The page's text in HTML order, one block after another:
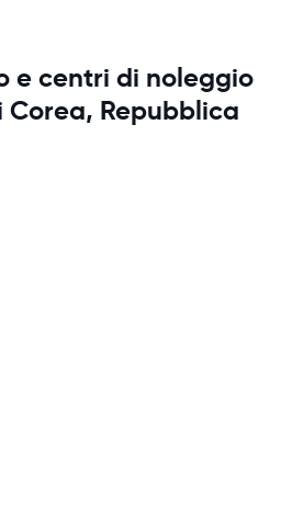
e centri di noleggio
Repubblica